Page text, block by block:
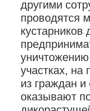
другими
проводятся
участках,
из граждан
оказывают